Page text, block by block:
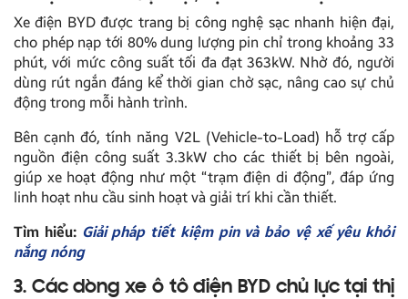
Xe điện BYD được trang bị công nghệ sạc nhanh hiện đại,
cho phép nạp tới 80% dung lượng pin chỉ trong khoảng 33
phút, với mức công suất tối đa đạt 363kW. Nhờ đó, người
dùng rút ngắn đáng kể thời gian chờ sạc, nâng cao sự chủ
động trong mỗi hành trình.
Bên cạnh đó, tính năng V2L (Vehicle-to-Load) hỗ trợ cấp
nguồn điện công suất 3.3kW cho các thiết bị bên ngoài,
giúp xe hoạt động như một “trạm điện di động”, đáp ứng
linh hoạt nhu cầu sinh hoạt và giải trí khi cần thiết.
Tìm hiểu: Giải pháp tiết kiệm pin và bảo vệ xế yêu khỏi
nắng nóng
3. Các dòng xe ô tô điện BYD chủ lực tại thị